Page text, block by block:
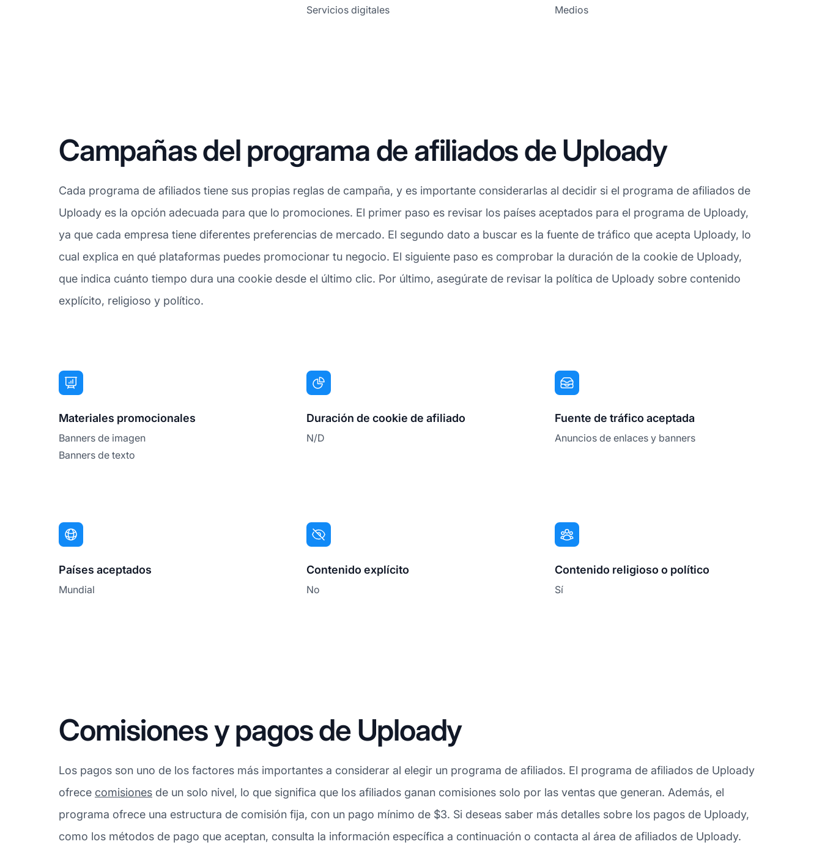
Servicios digitales
Medios
Campañas del programa de afiliados de Uploady
Cada programa de afiliados tiene sus propias reglas de campaña, y es importante considerarlas al decidir si el programa de afiliados de
Uploady es la opción adecuada para que lo promociones. El primer paso es revisar los países aceptados para el programa de Uploady,
ya que cada empresa tiene diferentes preferencias de mercado. El segundo dato a buscar es la fuente de tráfico que acepta Uploady, lo
cual explica en qué plataformas puedes promocionar tu negocio. El siguiente paso es comprobar la duración de la cookie de Uploady,
que indica cuánto tiempo dura una cookie desde el último clic. Por último, asegúrate de revisar la política de Uploady sobre contenido
explícito, religioso y político.
Materiales promocionales
Banners de imagen
Banners de texto
Duración de cookie de afiliado
N/D
Fuente de tráfico aceptada
Anuncios de enlaces y banners
Países aceptados
Mundial
Contenido explícito
No
Contenido religioso o político
Sí
Comisiones y pagos de Uploady
Los pagos son uno de los factores más importantes a considerar al elegir un programa de afiliados. El programa de afiliados de Uploady
ofrece comisiones de un solo nivel, lo que significa que los afiliados ganan comisiones solo por las ventas que generan. Además, el
programa ofrece una estructura de comisión fija, con un pago mínimo de $3. Si deseas saber más detalles sobre los pagos de Uploady,
como los métodos de pago que aceptan, consulta la información específica a continuación o contacta al área de afiliados de Uploady.